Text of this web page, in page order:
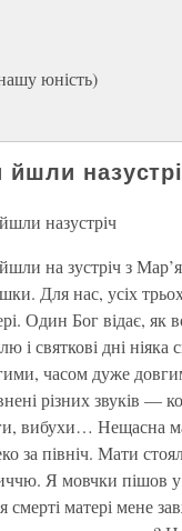
юність)
йшли
назустріч
на зустріч з
Для нас, усіх
Один Бог відає, як
і святкові дні
часом дуже
різних звуків —
вибухи… Нещасна
за північ. Мати
Я мовчки пішов у
смерті матері мене